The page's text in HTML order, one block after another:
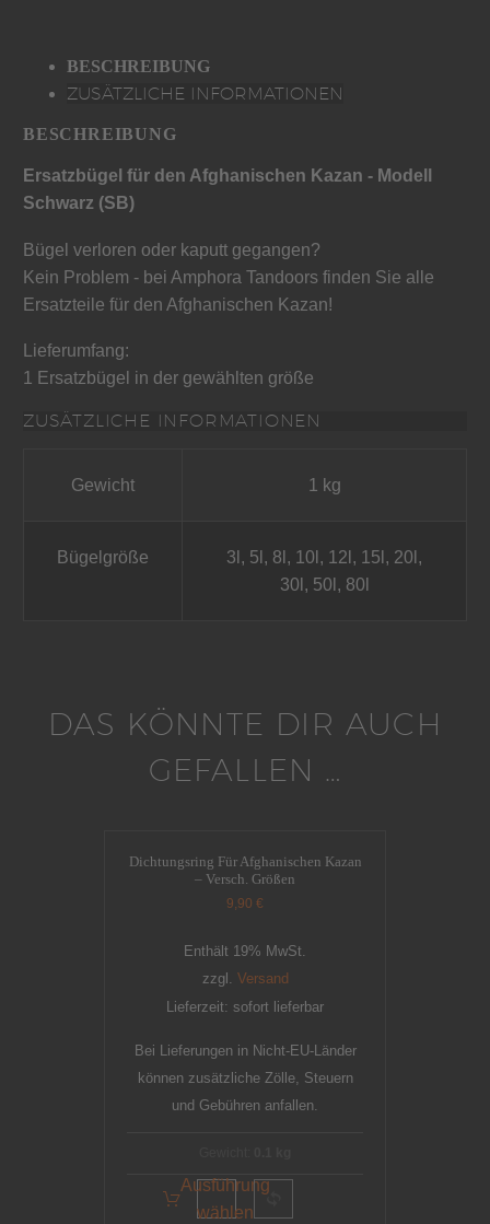
BESCHREIBUNG
ZUSÄTZLICHE INFORMATIONEN
BESCHREIBUNG
Ersatzbügel für den Afghanischen Kazan - Modell
Schwarz (SB)
Bügel verloren oder kaputt gegangen?
Kein Problem - bei Amphora Tandoors finden Sie alle
Ersatzteile für den Afghanischen Kazan!
Lieferumfang:
1 Ersatzbügel in der gewählten größe
ZUSÄTZLICHE INFORMATIONEN
Gewicht 1 kg
Bügelgröße
3l, 5l, 8l, 10l, 12l, 15l, 20l,
30l, 50l, 80l
DAS KÖNNTE DIR AUCH
GEFALLEN …
Dichtungsring Für Afghanischen Kazan
– Versch. Größen
9,90 €
Enthält 19% MwSt.
zzgl. Versand
Lieferzeit: sofort lieferbar
Bei Lieferungen in Nicht-EU-Länder
können zusätzliche Zölle, Steuern
und Gebühren anfallen.
Ausführung
wählen